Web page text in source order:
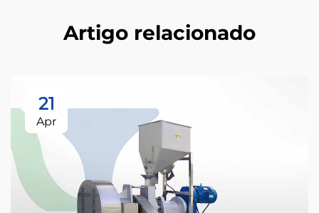
Artigo relacionado
21
Apr